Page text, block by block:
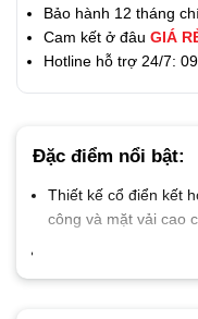
Bảo hành 12 tháng
Cam kết ở đâu GIÁ
Hotline hỗ trợ 24/7:
Đặc điểm nổi bật:
Thiết kế cổ điển kết
công và mặt vải cao
Trang bị loa full-
thanh mạnh mẽ,